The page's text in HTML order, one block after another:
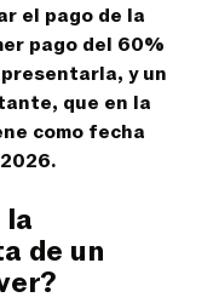
el pago de la
pago del 60%
y un
que en la
como fecha
la
de un